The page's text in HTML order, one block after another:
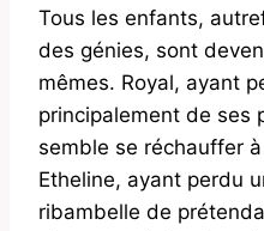
Tous les enfants,
des génies, sont
mêmes. Royal, ayant
principalement de ses
semble se réchauffer
Etheline, ayant perdu
ribambelle de